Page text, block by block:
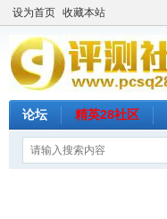
设为首页 收藏本站
论坛 精英28社区